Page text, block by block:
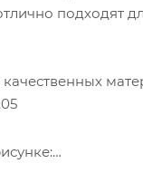
подходят